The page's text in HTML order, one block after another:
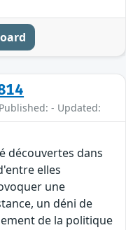
- Updated:
découvertes dans
elles
une
un déni de
de la politique